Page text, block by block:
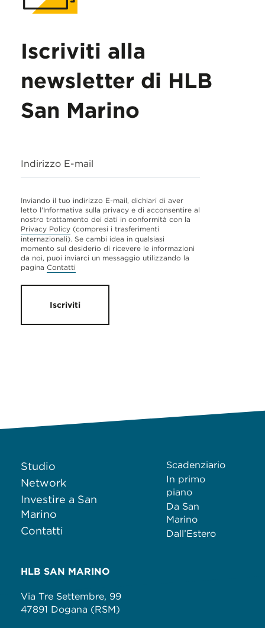
Iscriviti alla
newsletter di HLB
San Marino
Indirizzo E-mail
Inviando il tuo indirizzo E-mail, dichiari di aver
letto l'Informativa sulla privacy e di acconsentire al
nostro trattamento dei dati in conformità con la
Privacy Policy (compresi i trasferimenti
internazionali). Se cambi idea in qualsiasi
momento sul desiderio di ricevere le informazioni
da noi, puoi inviarci un messaggio utilizzando la
pagina Contatti
Iscriviti
Studio
Network
Investire a San
Marino
Contatti
Scadenziario
In primo
piano
Da San
Marino
Dall’Estero
HLB SAN MARINO
Via Tre Settembre, 99
47891 Dogana (RSM)